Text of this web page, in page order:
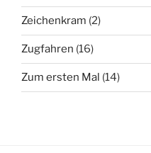
Zeichenkram (2)
Zugfahren (16)
Zum ersten Mal (14)